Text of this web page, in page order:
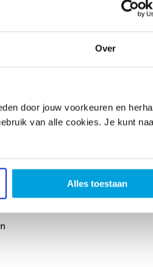
Over
door jouw voorkeuren en
van alle cookies. Je kunt
Alles toestaan
Abrikozenstraat 183
OoievaarskortingNee